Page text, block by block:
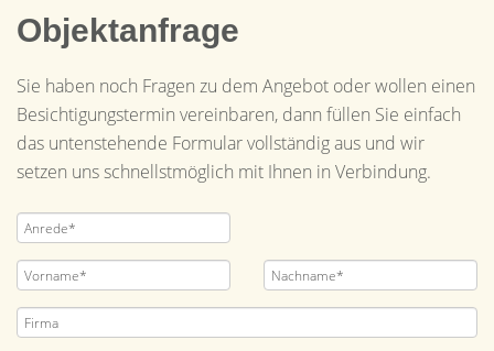
Objektanfrage
Sie haben noch Fragen zu dem Angebot oder wollen einen
Besichtigungstermin vereinbaren, dann füllen Sie einfach
das untenstehende Formular vollständig aus und wir
setzen uns schnellstmöglich mit Ihnen in Verbindung.